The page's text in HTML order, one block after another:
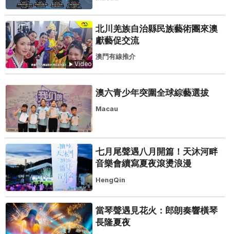
Video
北川羌族自治縣民族藝術團來澳
獻藝促交流
澳門有線推介
澳六青少年突圍全球綜藝選拔
Macau
七月尾聲遇八月開篇！天沐河畔
音樂會續寫夏夜滾燙浪漫
HengQin
當琴聲遇見花火：郎朗奏響橫琴
長隆夏夜